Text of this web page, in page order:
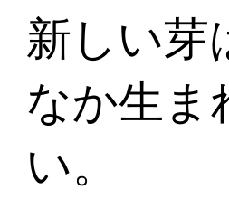
新しい芽
なか生ま
い。